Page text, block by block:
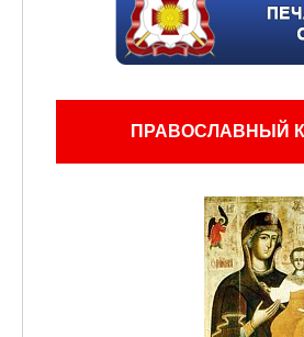
ПРАВОСЛАВНЫЙ